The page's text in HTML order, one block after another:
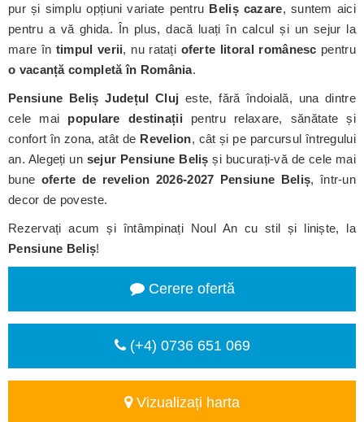
pur și simplu opțiuni variate pentru Beliș cazare, suntem aici
pentru a vă ghida. În plus, dacă luați în calcul și un sejur la
mare în timpul verii, nu ratați oferte litoral românesc pentru
o vacanță completă în România.
Pensiune Beliș Județul Cluj este, fără îndoială, una dintre
cele mai populare destinații pentru relaxare, sănătate și
confort în zona, atât de Revelion, cât și pe parcursul întregului
an. Alegeți un sejur Pensiune Beliș și bucurați-vă de cele mai
bune oferte de revelion 2026-2027 Pensiune Beliș, într-un
decor de poveste.
Rezervați acum și întâmpinați Noul An cu stil și liniște, la
Pensiune Beliș!
Cerere ofertă
(+4) 0736 651 069
Vizualizați harta